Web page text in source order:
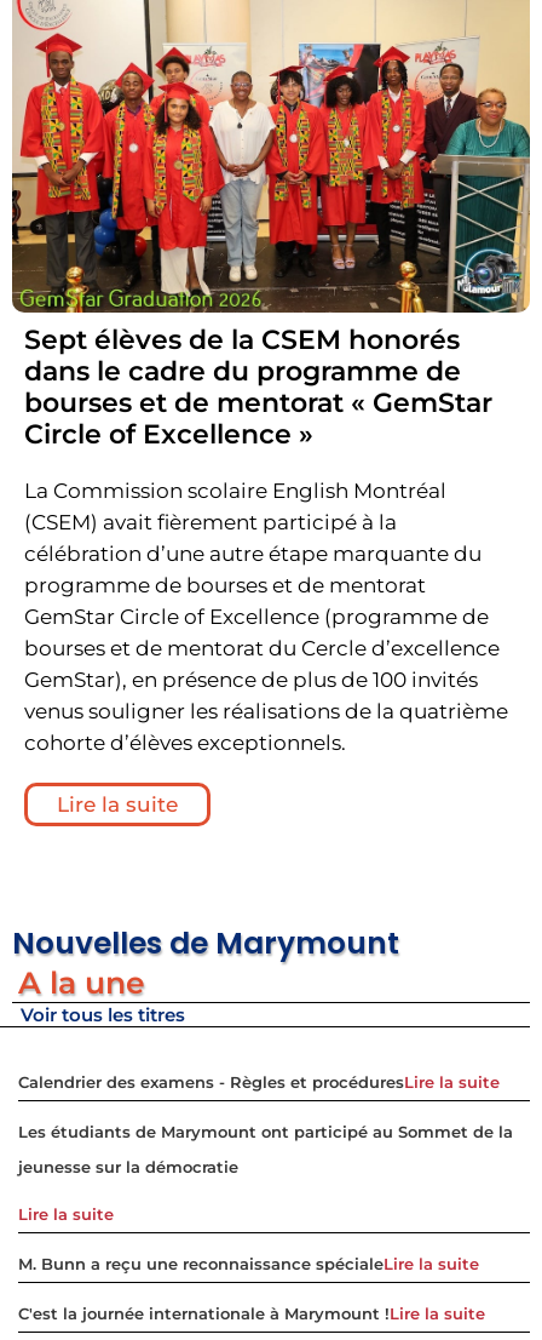
Sept élèves de la CSEM honorés
dans le cadre du programme de
bourses et de mentorat « GemStar
Circle of Excellence »
La Commission scolaire English Montréal
(CSEM) avait fièrement participé à la
célébration d’une autre étape marquante du
programme de bourses et de mentorat
GemStar Circle of Excellence (programme de
bourses et de mentorat du Cercle d’excellence
GemStar), en présence de plus de 100 invités
venus souligner les réalisations de la quatrième
cohorte d’élèves exceptionnels.
Lire la suite
Nouvelles de Marymount
A la une
Voir tous les titres
Calendrier des examens - Règles et procéduresLire la suite
Les étudiants de Marymount ont participé au Sommet de la
jeunesse sur la démocratie
Lire la suite
M. Bunn a reçu une reconnaissance spécialeLire la suite
C'est la journée internationale à Marymount !Lire la suite